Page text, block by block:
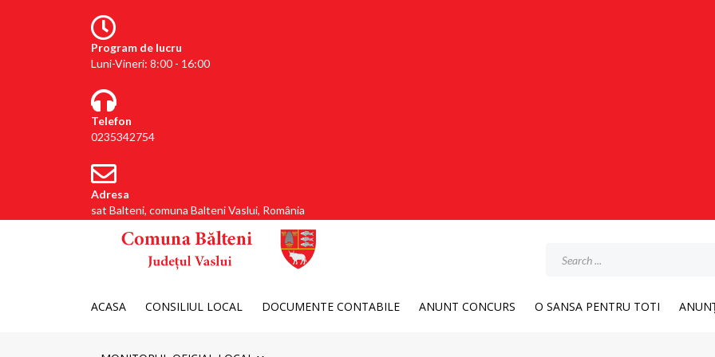
Program de lucru
Luni-Vineri: 8:00 - 16:00
Telefon
0235342754
Adresa
sat Balteni, comuna Balteni Vaslui, România
ACASA CONSILIUL LOCAL DOCUMENTE CONTABILE ANUNT CONCURS O SANSA PENTRU TOTI